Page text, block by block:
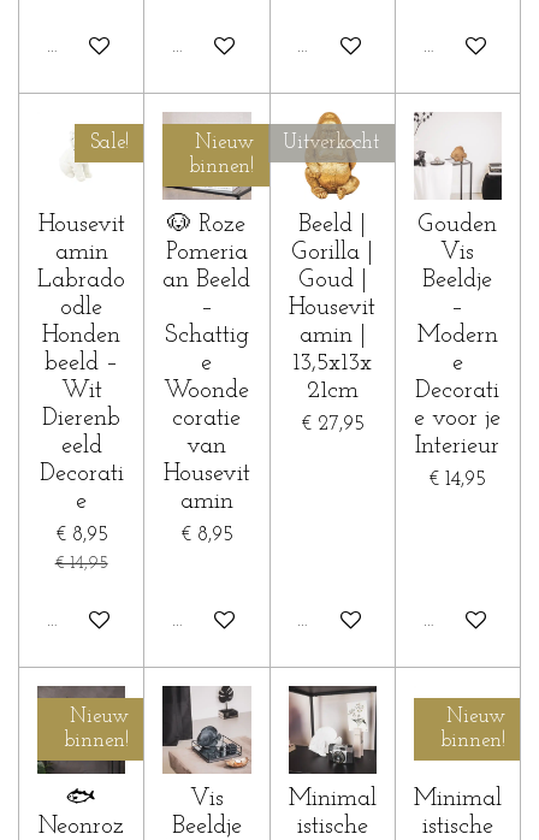
In winkelwagenIn winkelwagenIn winkelwagenIn
Sale!
Housevit
amin
Labrado
odle
Honden
beeld –
Wit
Dierenb
eeld
Decorati
e
€ 8,95
€ 14,95
In winkelwagen
Nieuw
binnen!
🐶 Roze
Pomeria
an Beeld
–
Schattig
e
Woonde
coratie
van
Housevit
amin
€ 8,95
In winkelwagen
Uitverkocht
Beeld |
Gorilla |
Goud |
Housevit
amin |
13,5x13x
21cm
€ 27,95
Houd mij op de hoogte
Gouden
Vis
Beeldje
–
Modern
e
Decorati
e voor je
Interieur
€ 14,95
In
Nieuw
binnen!
🐟
Neonroz
Vis
Beeldje
Minimal
istische
Nieuw
binnen!
Minimal
istische